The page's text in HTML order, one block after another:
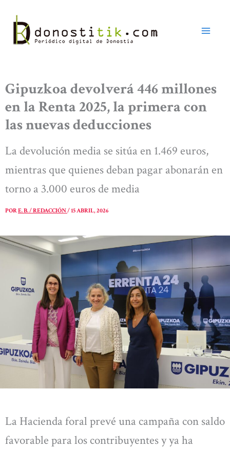
contenido
Gipuzkoa devolverá 446 millones
en la Renta 2025, la primera con
las nuevas deducciones
La devolución media se sitúa en 1.469 euros,
mientras que quienes deban pagar abonarán en
torno a 3.000 euros de media
PORE. B. / REDACCIÓN/15 ABRIL, 2026
La Hacienda foral prevé una campaña con saldo
favorable para los contribuyentes y ya ha